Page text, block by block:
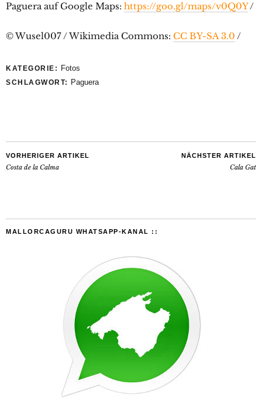
Paguera auf Google Maps: https://goo.gl/maps/v0Q0Y/
© Wusel007 / Wikimedia Commons: CC BY-SA 3.0 /
KATEGORIE: Fotos
SCHLAGWORT: Paguera
VORHERIGER ARTIKEL
Costa de la Calma
NÄCHSTER ARTIKEL
Cala Gat
MALLORCAGURU WHATSAPP-KANAL ::